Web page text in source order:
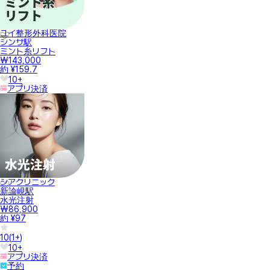
ユイ整形外科医院
シンサ駅
ミント糸リフト
₩143,000
約 ¥159.7
10+
アプリ決済
シアクリニック
新論峴駅
水光注射
₩86,900
約 ¥97
10(1+)
10+
アプリ決済
予約